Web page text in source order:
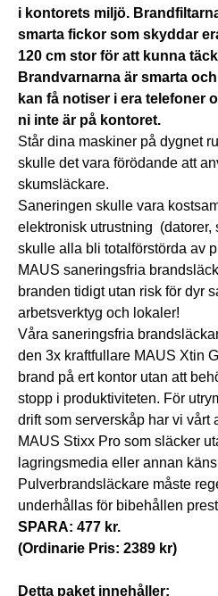
i kontorets miljö.
smarta fickor som skyddar
120 cm stor för att kunna
Brandvarnarna är smarta
kan få notiser i era telefoner
ni inte är på kontoret.
Står dina maskiner på dygnet
skulle det vara förödande att
skumsläckare.
Saneringen skulle vara
elektronisk utrustning (datorer,
skulle alla bli totalförstörda av
MAUS saneringsfria
branden tidigt utan risk för dyr
arbetsverktyg och lokaler!
Våra saneringsfria
den 3x kraftfullare MAUS Xtin
brand på ert kontor utan att
stopp i produktiviteten. För
drift som serverskåp har vi vårt
MAUS Stixx Pro som släcker
lagringsmedia eller annan
Pulverbrandsläckare måste
underhållas för bibehållen
SPARA: 477 kr.
(Ordinarie Pris: 2389 kr)
Detta paket innehåller: